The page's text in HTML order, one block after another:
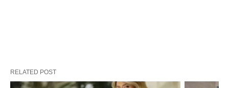
RELATED POST